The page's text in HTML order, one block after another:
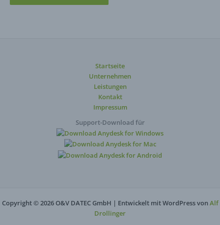
Startseite
Unternehmen
Leistungen
Kontakt
Impressum
Support-Download für
Copyright © 2026 O&V DATEC GmbH | Entwickelt mit WordPress vonAlf
Drollinger